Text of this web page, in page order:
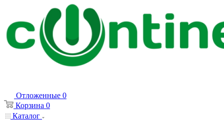
Отложенные 0
Корзина 0
Каталог